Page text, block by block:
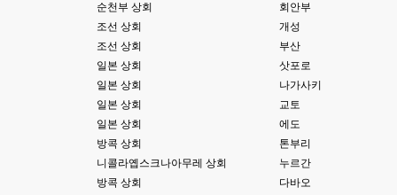
순천부 상회
회안부
조선 상회
개성
조선 상회
부산
일본 상회
삿포로
일본 상회
나가사키
일본 상회
교토
일본 상회
에도
방콕 상회
톤부리
니콜라옙스크나아무레 상회
누르간
방콕 상회
다바오
위에 접속자가 1로 한명만 보이는군요 하핫 ;;;
그래도 이번에 사이트 방향 잘잡으셨네요!!! 저처럼 웹게임 좋아하는 연배..도